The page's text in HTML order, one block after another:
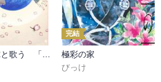
完結
極彩の家
びっけ